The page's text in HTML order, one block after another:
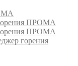
ПРОМА
ПРОМА
горения